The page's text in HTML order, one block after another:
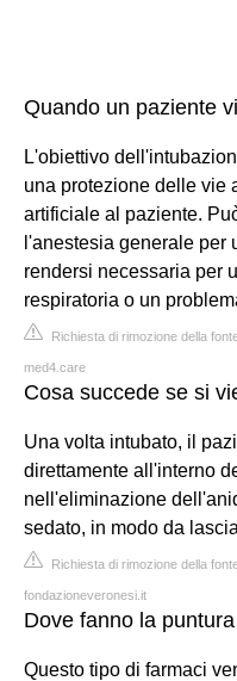
Quando un paziente
L'obiettivo
una protezione delle vie
artificiale al paziente.
l'anestesia generale per
rendersi necessaria per
respiratoria o un
Richiesta di rimozione della
med4.care
Cosa succede se si
Una volta intubato, il
direttamente all'interno
nell'eliminazione
sedato, in modo da
Richiesta di rimozione della
fondazioneveronesi.it
Dove fanno la
Questo tipo di farmaci